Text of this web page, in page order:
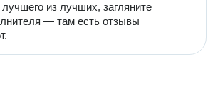
из лучших, загляните
— там есть отзывы